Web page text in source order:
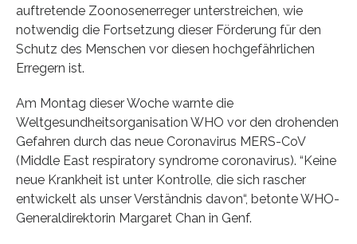
auftretende Zoonosenerreger unterstreichen, wie
notwendig die Fortsetzung dieser Förderung für den
Schutz des Menschen vor diesen hochgefährlichen
Erregern ist.
Am Montag dieser Woche warnte die
Weltgesundheitsorganisation WHO vor den drohenden
Gefahren durch das neue Coronavirus MERS-CoV
(Middle East respiratory syndrome coronavirus). “Keine
neue Krankheit ist unter Kontrolle, die sich rascher
entwickelt als unser Verständnis davon“, betonte WHO-
Generaldirektorin Margaret Chan in Genf.